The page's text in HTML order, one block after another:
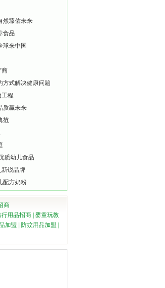
然臻佑未来
食品
球来中国
商
方式解决健康问题
程
质赢未来
范
质幼儿食品
锐品牌
配方奶粉
商
行用品招商 婴童玩教
加盟 防蚊用品加盟